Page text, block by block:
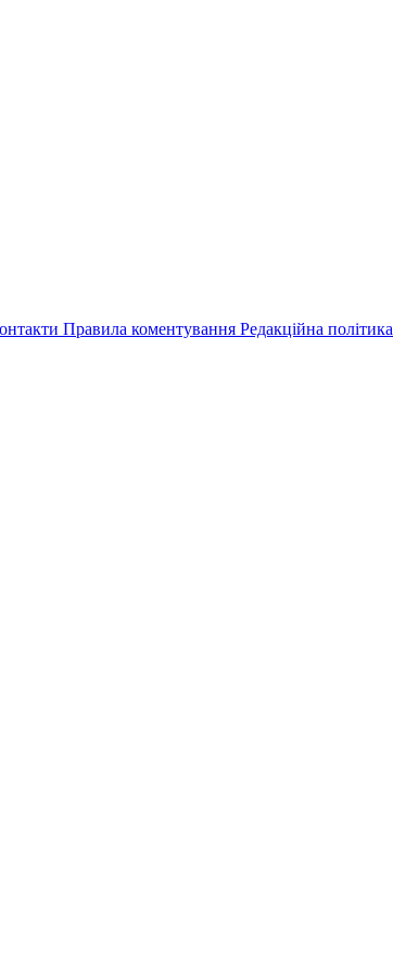
Правила коментування Редакційна політика